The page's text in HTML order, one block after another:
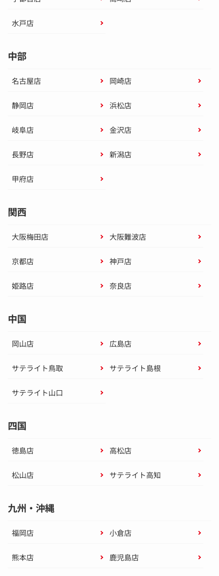
水戸店
中部
名古屋店 岡崎店
静岡店 浜松店
岐阜店 金沢店
長野店 新潟店
甲府店
関西
大阪梅田店 大阪難波店
京都店 神戸店
姫路店 奈良店
中国
岡山店 広島店
サテライト鳥取 サテライト島根
サテライト山口
四国
徳島店 高松店
松山店 サテライト高知
九州・沖縄
福岡店 小倉店
熊本店 鹿児島店